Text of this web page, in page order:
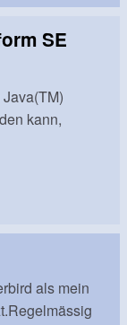
SE
kann,
als mein